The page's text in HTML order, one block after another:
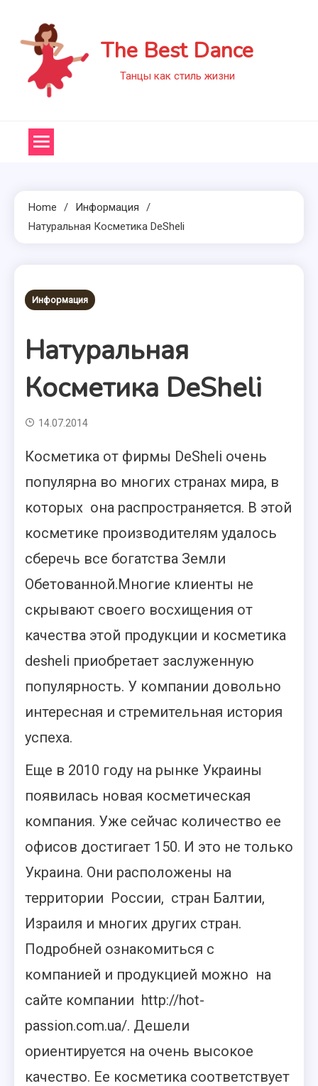
content
The Best Dance
Танцы как стиль жизни
Home
Информация
Натуральная Косметика DeSheli
Информация
Натуральная
Косметика DeSheli
14.07.2014
Косметика от фирмы DeSheli очень
популярна во многих странах мира, в
которых она распространяется. В этой
косметике производителям удалось
сберечь все богатства Земли
Обетованной.Многие клиенты не
скрывают своего восхищения от
качества этой продукции и косметика
desheli приобретает заслуженную
популярность. У компании довольно
интересная и стремительная история
успеха.
Еще в 2010 году на рынке Украины
появилась новая косметическая
компания. Уже сейчас количество ее
офисов достигает 150. И это не только
Украина. Они расположены на
территории России, стран Балтии,
Израиля и многих других стран.
Подробней ознакомиться с
компанией и продукцией можно на
сайте компании http://hot-
passion.com.ua/. Дешели
ориентируется на очень высокое
качество. Ее косметика соответствует